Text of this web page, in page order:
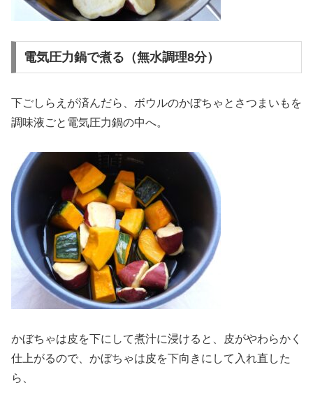
電気圧力鍋で煮る（無水調理8分）
下ごしらえが済んだら、ボウルのかぼちゃとさつまいもを
調味液ごと電気圧力鍋の中へ。
かぼちゃは皮を下にして煮汁に浸けると、皮がやわらかく
仕上がるので、かぼちゃは皮を下向きにして入れ直した
ら、